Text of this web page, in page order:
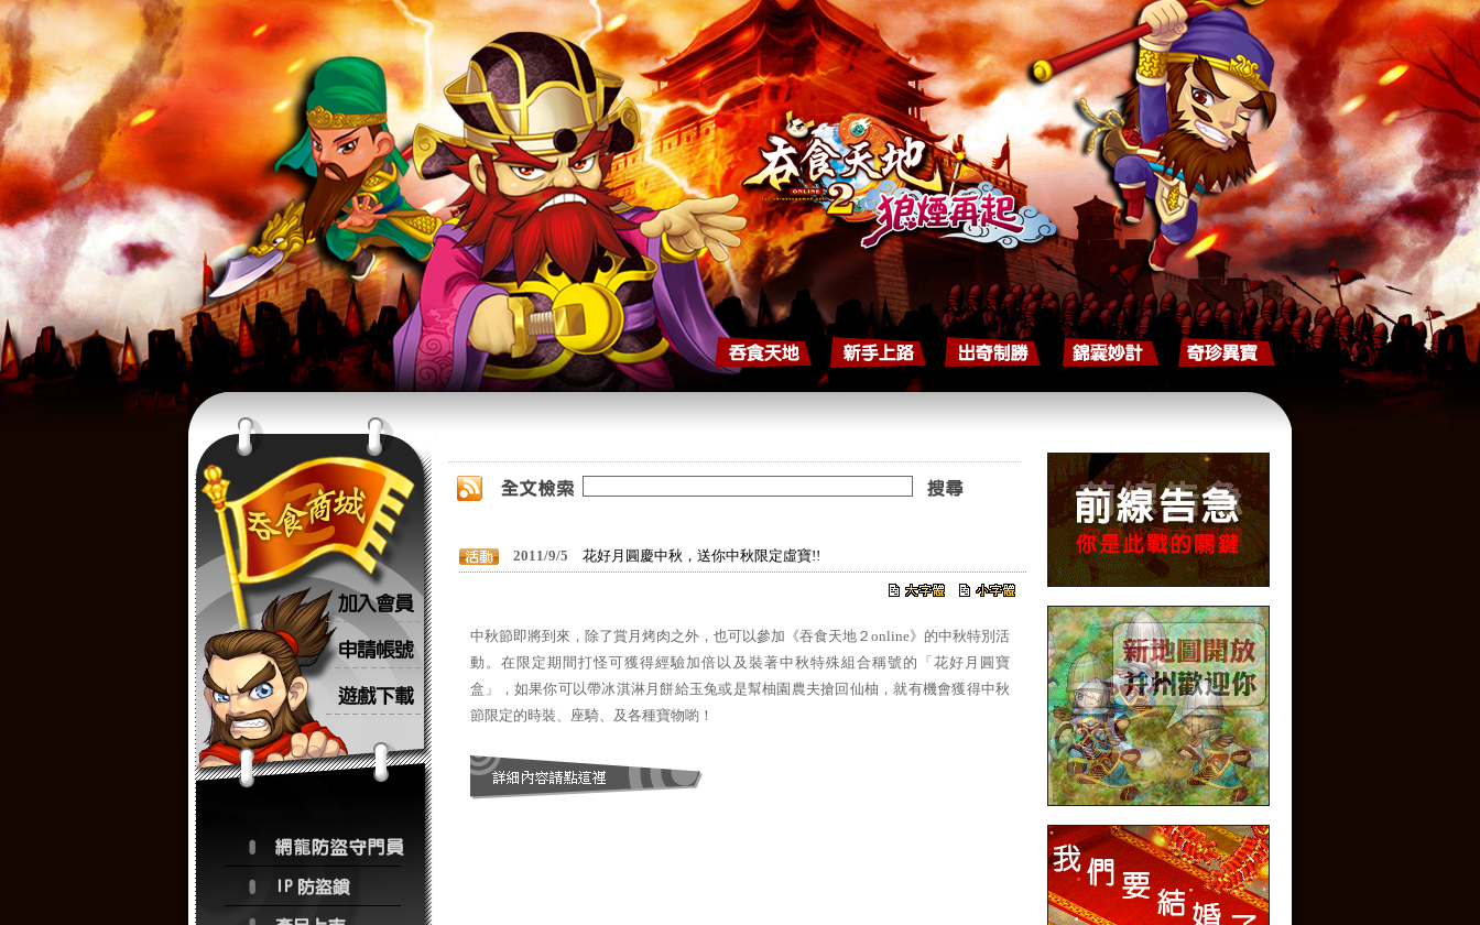
2011/9/5 花好月圓慶中秋，送你中秋限定虛寶!!
中秋節即將到來，除了賞月烤肉之外，也可以參加《吞食天地２online》的中秋特別活
動。在限定期間打怪可獲得經驗加倍以及裝著中秋特殊組合稱號的「花好月圓寶
盒」，如果你可以帶冰淇淋月餅給玉兔或是幫柚園農夫搶回仙柚，就有機會獲得中秋
節限定的時裝、座騎、及各種寶物喲！